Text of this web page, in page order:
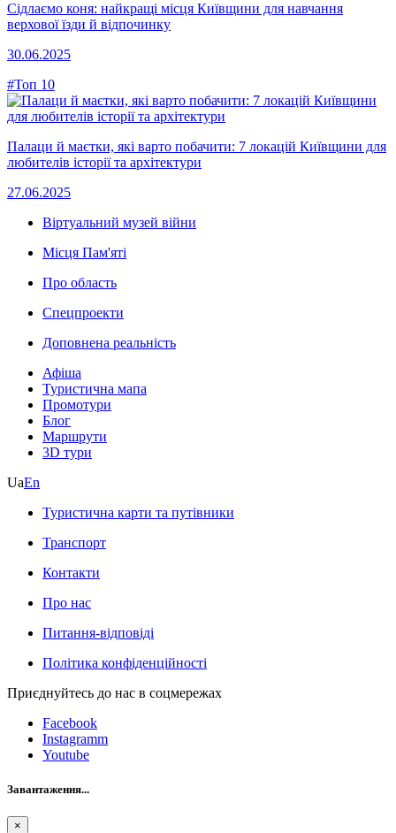
Сідлаємо коня: найкращі місця Київщини для навчання
верхової їзди й відпочинку
30.06.2025
#Топ 10
Палаци й маєтки, які варто побачити: 7 локацій Київщини для
любителів історії та архітектури
27.06.2025
Віртуальний музей війни
Місця Пам'яті
Про область
Спецпроекти
Доповнена реальність
Афіша
Туристична мапа
Промотури
Блог
Маршрути
3D тури
UaEn
Туристична карти та путівники
Транспорт
Контакти
Про нас
Питання-відповіді
Політика конфіденційності
Приєднуйтесь до нас в соцмережах
Facebook
Instagramm
Youtube
Завантаження...
×